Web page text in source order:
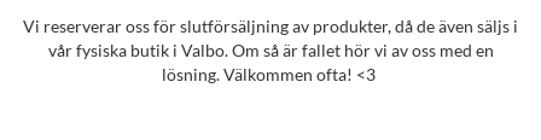
Vi reserverar oss för slutförsäljning av produkter, då de även säljs i
vår fysiska butik i Valbo. Om så är fallet hör vi av oss med en
lösning. Välkommen ofta! <3